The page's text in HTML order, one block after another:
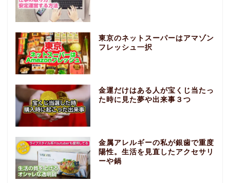
東京のネットスーパーはアマゾン
フレッシュ一択
金運だけはある人が宝くじ当たっ
た時に見た夢や出来事３つ
金属アレルギーの私が銀歯で重度
陽性。生活を見直したアクセサリ
ーや鍋